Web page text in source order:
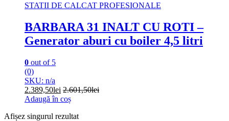
STATII DE CALCAT PROFESIONALE
BARBARA 31 INALT CU ROTI –
Generator aburi cu boiler 4,5 litri
0 out of 5
(0)
SKU: n/a
2.389,50lei 2.601,50lei
Adaugă în coș
Afișez singurul rezultat